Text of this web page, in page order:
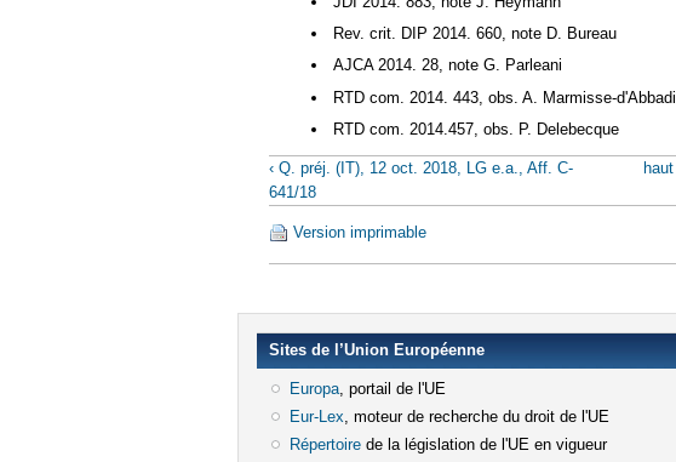
Rev. crit. DIP 2014. 660, note D. Bureau
AJCA 2014. 28, note G. Parleani
RTD com. 2014. 443, obs. A. Marmisse-
RTD com. 2014.457, obs. P. Delebecque
‹ Q. préj. (IT), 12 oct. 2018, LG e.a., Aff. C-
641/18
haut
Version imprimable
Sites de l’Union Européenne
Europa(le lien est externe)
, portail de l'UE
Eur-Lex (le lien est externe)
, moteur de recherche du droit de l'UE
Répertoire(le lien est externe)
de la législation de l'UE en vigueur